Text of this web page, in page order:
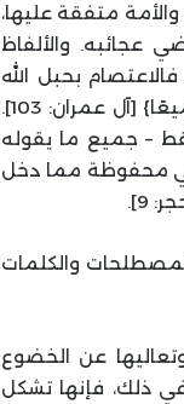
والأمة متفقة عليها،
عجائبه. والألفاظ
بحبل الله
تعالى يكون بالاعتصام بالقرآن والإسلام، كما قال تعالى: {وَاعْتَصِمُوا بِحَبْلِ اللَّهِ جَمِيعًا} [آل عمران: 103].
– جميع ما يقوله
محفوظة مما دخل
9].
والكلمات
وتعاليها عن الخضوع
في ذلك، فإنها تشكل